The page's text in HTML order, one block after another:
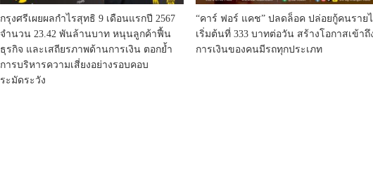
กรุงศรีเผยผลกำไรสุทธิ 9 เดือนแรกปี 2567
จำนวน 23.42 พันล้านบาท หนุนลูกค้าฟื้น
ธุรกิจ และเสถียรภาพด้านการเงิน ตอกย้ำ
การบริหารความเสี่ยงอย่างรอบคอบ
ระมัดระวัง
“คาร์ ฟอร์ แคช” ปลดล็อค ปล่อยกู้คนราย
เริ่มต้นที่ 333 บาทต่อวัน สร้างโอกาสเข้าถึ
การเงินของคนมีรถทุกประเภท
“Future Of Longevity
ตอกย้ำวิสัยทัศน์การสร้าง
คุณภาพชีวิตที่ยืนยาวอย่างยั่